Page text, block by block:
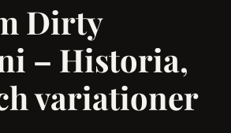
Dirty
– Historia,
variationer